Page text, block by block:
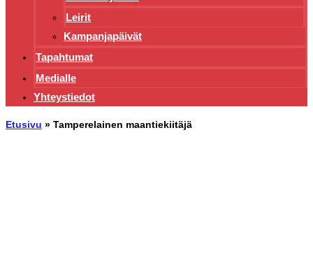
Leirit
Kampanjapäivät
Tapahtumat
Medialle
Yhteystiedot
Etusivu » Tamperelainen maantiekiitäjä